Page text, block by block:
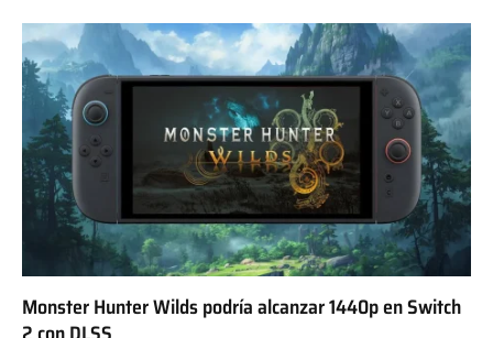
Monster Hunter Wilds podría alcanzar 1440p en Switch